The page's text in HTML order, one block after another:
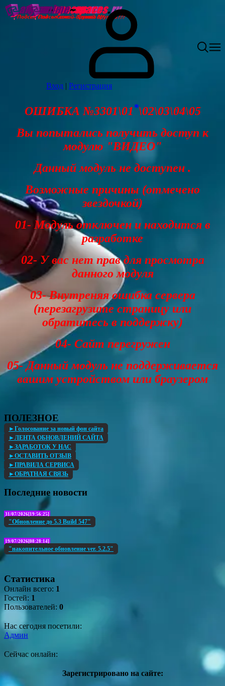
Вход | Регистрация
ОШИБКА №3301\01*\02\03\04\05
Вы попытались получить доступ к
модулю "ВИДЕО"
Данный модуль не доступен .
Возможные причины (отмечено
звездочкой)
01- Модуль отключен и находится в
разработке
02- У вас нет прав для просмотра
данного модуля
03- Внутреняя ошибка сервера
(перезагрузите страницу или
обратитесь в поддержку)
04- Сайт перегружен
05- Данный модуль не поддерживается
вашим устройством или браузером
ПОЛЕЗНОЕ
►Голосование за новый фон сайта
►ЛЕНТА ОБНОВЛЕНИЙ САЙТА
►ЗАРАБОТОК У НАС
►ОСТАВИТЬ ОТЗЫВ
►ПРАВИЛА СЕРВИСА
►ОБРАТНАЯ СВЯЗЬ
Последние новости
31/07/2026[19:56:25]
"Обновление до 5.3 Build 547"
19/07/2026[08:28:14]
"накопительное обновление ver. 5.2.5"
Статистика
Онлайн всего: 1
Гостей: 1
Пользователей: 0
Нас сегодня посетили:
Админ
Сейчас онлайн:
Зарегистрировано на сайте: